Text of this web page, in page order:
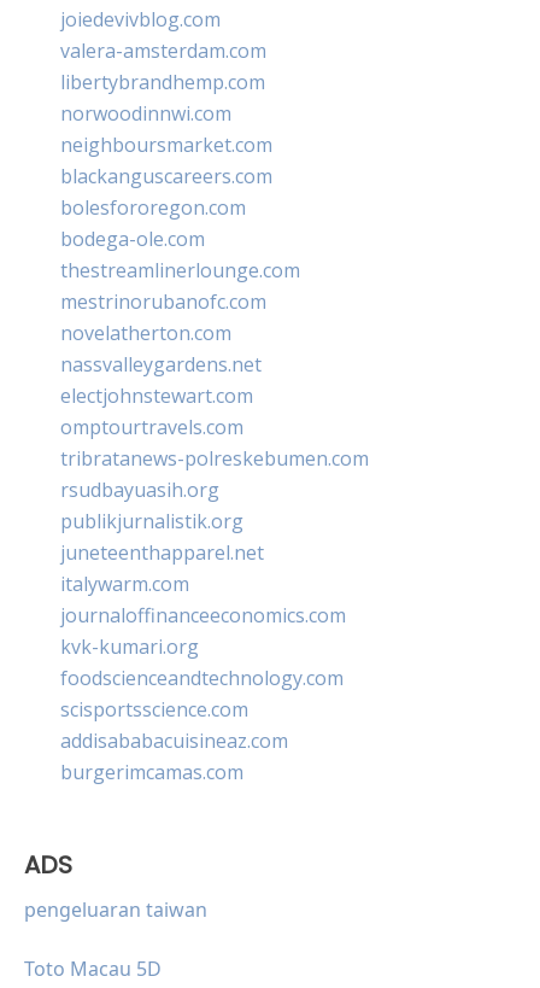
joiedevivblog.com
valera-amsterdam.com
libertybrandhemp.com
norwoodinnwi.com
neighboursmarket.com
blackanguscareers.com
bolesfororegon.com
bodega-ole.com
thestreamlinerlounge.com
mestrinorubanofc.com
novelatherton.com
nassvalleygardens.net
electjohnstewart.com
omptourtravels.com
tribratanews-polreskebumen.com
rsudbayuasih.org
publikjurnalistik.org
juneteenthapparel.net
italywarm.com
journaloffinanceeconomics.com
kvk-kumari.org
foodscienceandtechnology.com
scisportsscience.com
addisababacuisineaz.com
burgerimcamas.com
ADS
pengeluaran taiwan
Toto Macau 5D